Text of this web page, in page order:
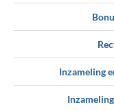
Inzameling